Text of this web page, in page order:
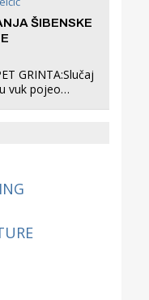
ŠIBENSKE
GRINTA:Slučaj
vuk pojeo